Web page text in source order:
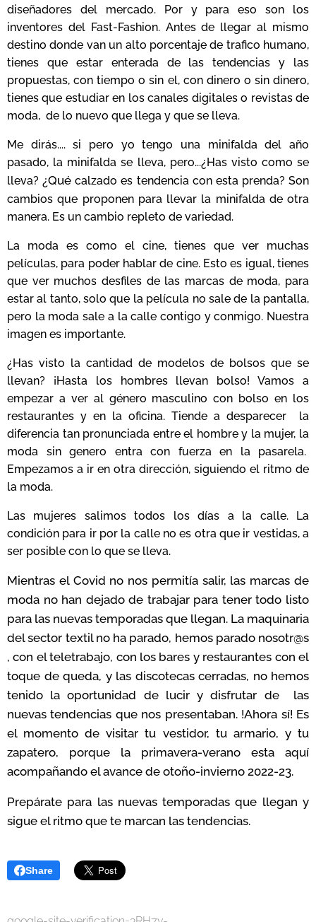
diseñadores del mercado. Por y para eso son los
inventores del Fast-Fashion. Antes de llegar al mismo
destino donde van un alto porcentaje de trafico humano,
tienes que estar enterada de las tendencias y las
propuestas, con tiempo o sin el, con dinero o sin dinero,
tienes que estudiar en los canales digitales o revistas de
moda, de lo nuevo que llega y que se lleva.
Me dirás.... si pero yo tengo una minifalda del año
pasado, la minifalda se lleva, pero...¿Has visto como se
lleva?¿Qué calzado es tendencia con esta prenda? Son
cambios que proponen para llevar la minifalda de otra
manera. Es un cambio repleto de variedad.
La moda es como el cine, tienes que ver muchas
películas, para poder hablar de cine. Esto es igual, tienes
que ver muchos desfiles de las marcas de moda, para
estar al tanto, solo que la película no sale de la pantalla,
pero la moda sale a la calle contigo y conmigo. Nuestra
imagen es importante.
¿Has visto la cantidad de modelos de bolsos que se
llevan? ¡Hasta los hombres llevan bolso! Vamos a
empezar a ver al género masculino con bolso en los
restaurantes y en la oficina. Tiende a desparecer la
diferencia tan pronunciada entre el hombre y la mujer, la
moda sin genero entra con fuerza en la pasarela.
Empezamos a ir en otra dirección, siguiendo el ritmo de
la moda.
Las mujeres salimos todos los días a la calle. La
condición para ir por la calle no es otra que ir vestidas, a
ser posible con lo que se lleva.
Mientras el Covid no nos permitía salir, las marcas de
moda no han dejado de trabajar para tener todo listo
para las nuevas temporadas que llegan. La maquinaria
del sector textil no ha parado, hemos parado nosotr@s
, con el teletrabajo, con los bares y restaurantes con el
toque de queda, y las discotecas cerradas, no hemos
tenido la oportunidad de lucir y disfrutar de las
nuevas tendencias que nos presentaban. !Ahora sí! Es
el momento de visitar tu vestidor, tu armario, y tu
zapatero, porque la primavera-verano esta aquí
acompañando el avance de otoño-invierno 2022-23.
Prepárate para las nuevas temporadas que llegan y
sigue el ritmo que te marcan las tendencias.
Share